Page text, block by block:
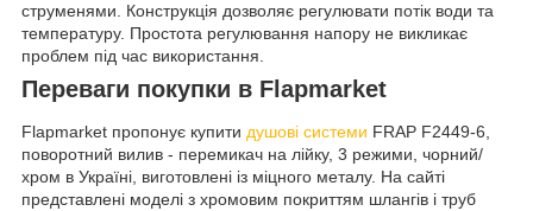
струменями. Конструкція дозволяє регулювати потік води та
температуру. Простота регулювання напору не викликає
проблем під час використання.
Переваги покупки в Flapmarket
Flapmarket пропонує купити душові системи FRAP F2449-6,
поворотний вилив - перемикач на лійку, 3 режими, чорний/
хром в Україні, виготовлені із міцного металу. На сайті
представлені моделі з хромовим покриттям шлангів і труб